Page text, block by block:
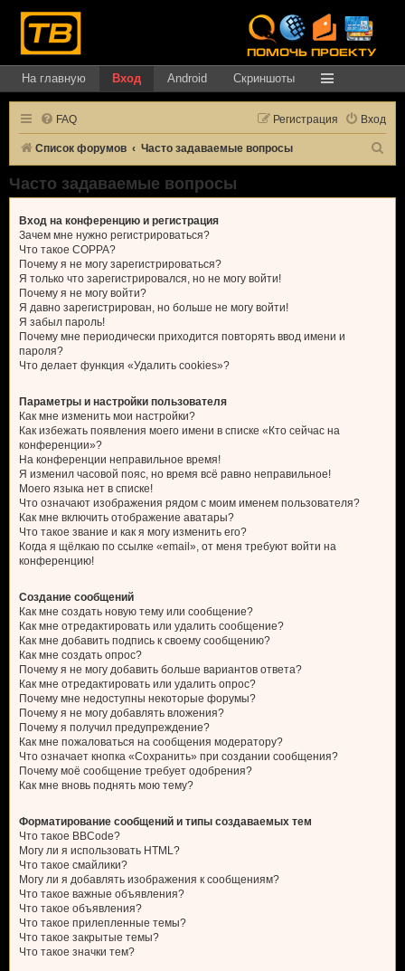
На главную Вход Android Скриншоты
FAQ Вход
Регистрация
Список форумов Часто задаваемые вопросы
и
Часто задаваемые вопросы
Вход на конференцию и регистрация
Зачем мне нужно регистрироваться?
Что такое COPPA?
Почему я не могу зарегистрироваться?
Я только что зарегистрировался, но не могу войти!
Почему я не могу войти?
Я давно зарегистрирован, но больше не могу войти!
Я забыл пароль!
Почему мне периодически приходится повторять ввод имени и
пароля?
Что делает функция «Удалить cookies»?
Параметры и настройки пользователя
Как мне изменить мои настройки?
Как избежать появления моего имени в списке «Кто сейчас на
конференции»?
На конференции неправильное время!
Я изменил часовой пояс, но время всё равно неправильное!
Моего языка нет в списке!
Что означают изображения рядом с моим именем пользователя?
Как мне включить отображение аватары?
Что такое звание и как я могу изменить его?
Когда я щёлкаю по ссылке «email», от меня требуют войти на
конференцию!
Создание сообщений
Как мне создать новую тему или сообщение?
Как мне отредактировать или удалить сообщение?
Как мне добавить подпись к своему сообщению?
Как мне создать опрос?
Почему я не могу добавить больше вариантов ответа?
Как мне отредактировать или удалить опрос?
Почему мне недоступны некоторые форумы?
Почему я не могу добавлять вложения?
Почему я получил предупреждение?
Как мне пожаловаться на сообщения модератору?
Что означает кнопка «Сохранить» при создании сообщения?
Почему моё сообщение требует одобрения?
Как мне вновь поднять мою тему?
Форматирование сообщений и типы создаваемых тем
Что такое BBCode?
Могу ли я использовать HTML?
Что такое смайлики?
Могу ли я добавлять изображения к сообщениям?
Что такое важные объявления?
Что такое объявления?
Что такое прилепленные темы?
Что такое закрытые темы?
Что такое значки тем?